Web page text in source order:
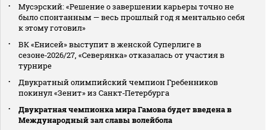
Мусэрский: «Решение о завершении карьеры точно не
было спонтанным — весь прошлый год я ментально себя
к этому готовил»
ВК «Енисей» выступит в женской Суперлиге в
сезоне‑2026/27, «Северянка» отказалась от участия в
турнире
Двукратный олимпийский чемпион Гребенников
покинул «Зенит» из Санкт‑Петербурга
Двукратная чемпионка мира Гамова будет введена в
Международный зал славы волейбола